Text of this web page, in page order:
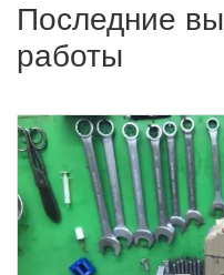
Последние
работы